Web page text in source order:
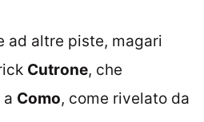
ad altre piste, magari
Cutrone, che
Como, come rivelato da